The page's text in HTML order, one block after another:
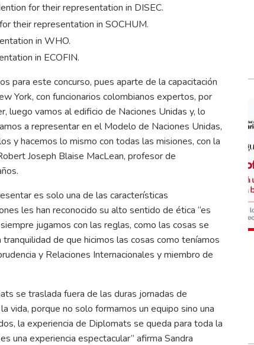
for their representation in DISEC.
their representation in SOCHUM.
in WHO.
in ECOFIN.
para este concurso, pues aparte de la capacitación
York, con funcionarios colombianos expertos, por
luego vamos al edificio de Naciones Unidas y, lo
a representar en el Modelo de Naciones Unidas,
y hacemos lo mismo con todas las misiones, con la
Joseph Blaise MacLean, profesor de
es solo una de las características
les han reconocido su alto sentido de ética “es
jugamos con las reglas, como las cosas se
de que hicimos las cosas como teníamos
y Relaciones Internacionales y miembro de
se traslada fuera de las duras jornadas de
vida, porque no solo formamos un equipo sino una
la experiencia de Diplomats se queda para toda la
una experiencia espectacular” afirma Sandra